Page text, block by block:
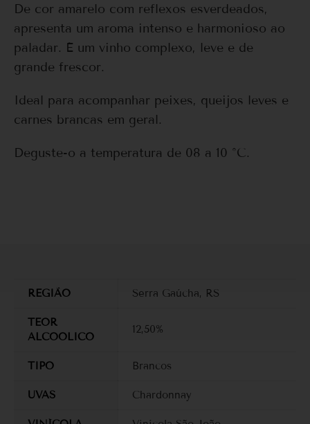
De cor amarelo com reflexos esverdeados,
apresenta um aroma intenso e harmonioso ao
paladar. É um vinho complexo, leve e de
grande frescor.
Ideal para acompanhar peixes, queijos leves e
carnes brancas em geral.
Deguste-o a temperatura de 08 a 10 °C.
REGIÃO Serra Gaúcha, RS
TEOR
ALCOOLICO
12,50%
TIPO Brancos
UVAS Chardonnay